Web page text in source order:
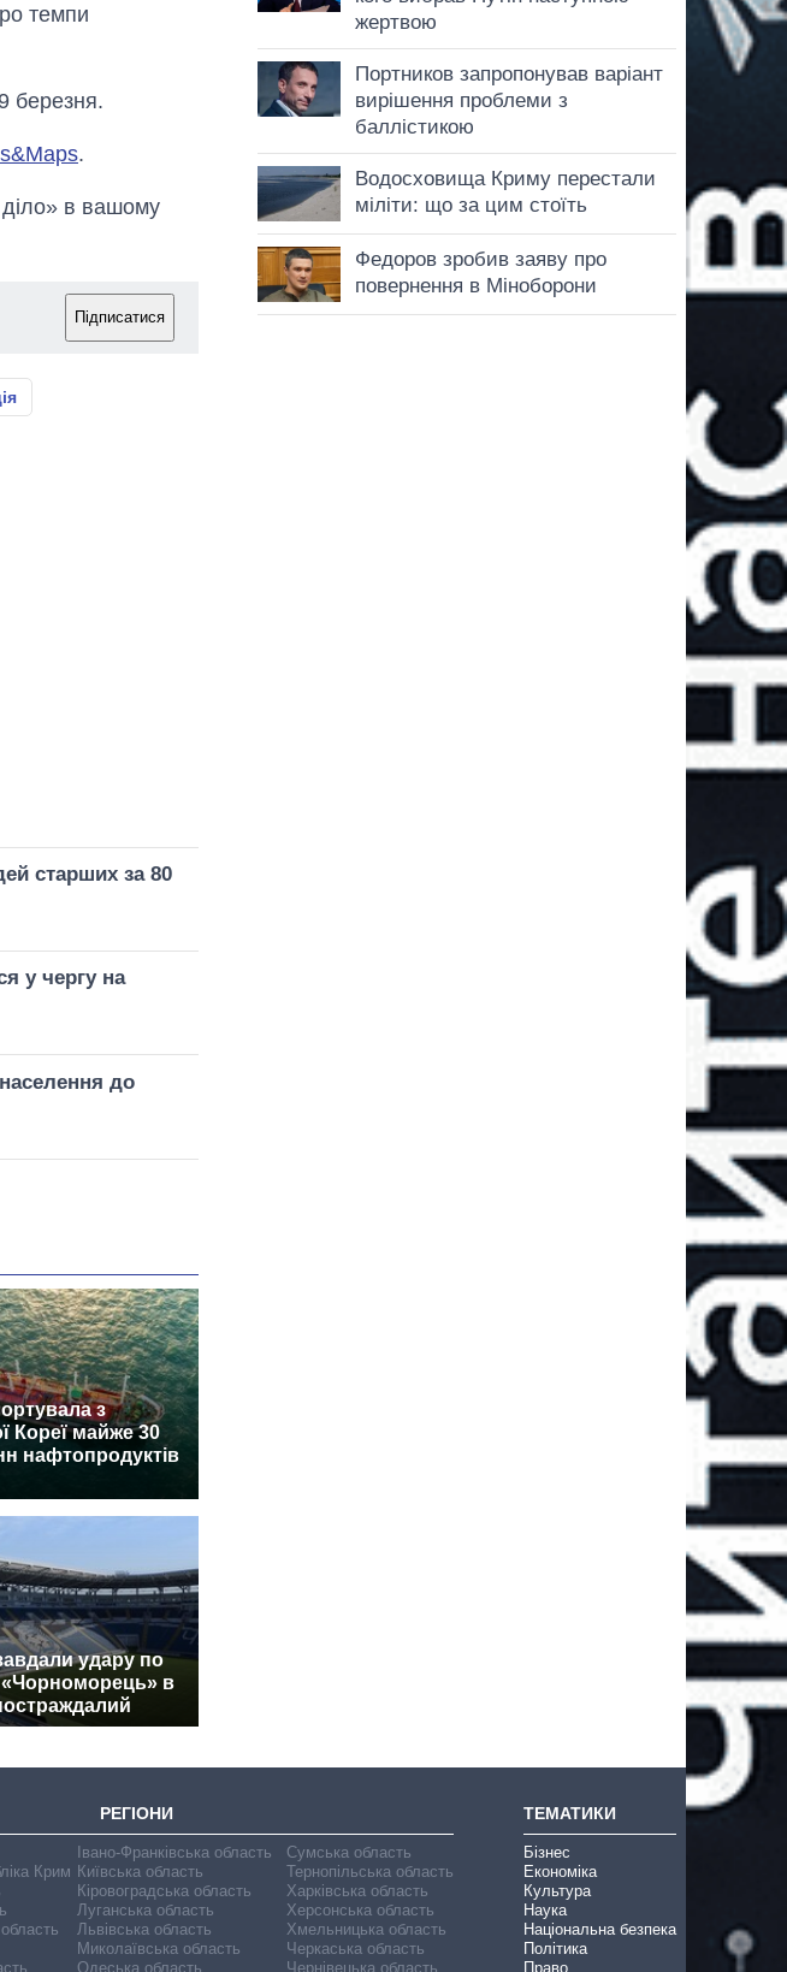
темпи
березня.
.
діло» в вашому
Підписатися
старших за 80
у чергу на
до
з
Кореї майже 30
нафтопродуктів
удару по
«Чорноморець» в
РЕГІОНИ
Крим
Івано-Франківська область
Київська область
Кіровоградська область
Луганська область
Львівська область
Миколаївська область
Одеська область
Сумська область
Тернопільська область
Харківська область
Херсонська область
Хмельницька область
Черкаська область
Чернівецька область
ТЕМАТИКИ
Бізнес
Економіка
Культура
Наука
Національна безпека
Політика
Право